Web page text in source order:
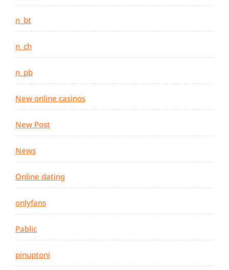
n_bt
n_ch
n_pb
New online casinos
New Post
News
Online dating
onlyfans
Pablic
pinuptoni